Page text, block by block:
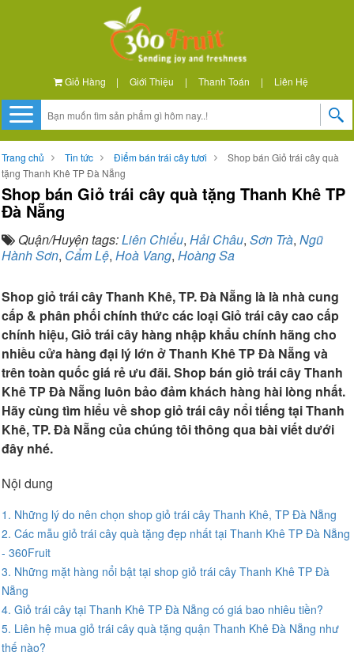
Giỏ Hàng | Giới Thiệu | Thanh Toán | Liên Hệ
Trang chủ Tin tức Điểm bán trái cây tươi
Shop bán Giỏ trái cây quà
tặng Thanh Khê TP Đà Nẵng
Shop bán Giỏ trái cây quà tặng Thanh Khê TP
Đà Nẵng
Quận/Huyện tags:Liên Chiểu, Hải Châu, Sơn Trà, Ngũ
Hành Sơn, Cẩm Lệ, Hoà Vang, Hoàng Sa
Shop giỏ trái cây Thanh Khê, TP. Đà Nẵng là là nhà cung
cấp & phân phối chính thức các loại Giỏ trái cây cao cấp
chính hiệu, Giỏ trái cây hàng nhập khẩu chính hãng cho
nhiều cửa hàng đại lý lớn ở Thanh Khê TP Đà Nẵng và
trên toàn quốc giá rẻ ưu đãi. Shop bán giỏ trái cây Thanh
Khê TP Đà Nẵng luôn bảo đảm khách hàng hài lòng nhất.
Hãy cùng tìm hiểu về shop giỏ trái cây nổi tiếng tại Thanh
Khê, TP. Đà Nẵng của chúng tôi thông qua bài viết dưới
đây nhé.
Nội dung
1. Những lý do nên chọn shop giỏ trái cây Thanh Khê, TP Đà Nẵng
2. Các mẫu giỏ trái cây quà tặng đẹp nhất tại Thanh Khê TP Đà Nẵng
- 360Fruit
3. Những mặt hàng nổi bật tại shop giỏ trái cây Thanh Khê TP Đà
Nẵng
4. Giỏ trái cây tại Thanh Khê TP Đà Nẵng có giá bao nhiêu tiền?
5. Liên hệ mua giỏ trái cây quà tặng quận Thanh Khê Đà Nẵng như
thế nào?